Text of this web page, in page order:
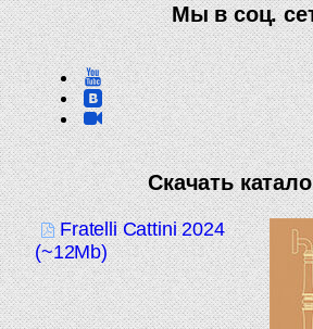
Мы в соц.
Скачать
Fratelli Cattini 2024
(~12Mb)